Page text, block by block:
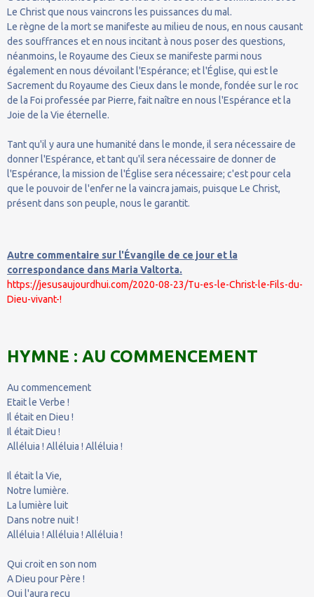
Le Christ que nous vaincrons les puissances du mal.
Le règne de la mort se manifeste au milieu de nous, en nous causant
des souffrances et en nous incitant à nous poser des questions,
néanmoins, le Royaume des Cieux se manifeste parmi nous
également en nous dévoilant l'Espérance; et l'Église, qui est le
Sacrement du Royaume des Cieux dans le monde, fondée sur le roc
de la Foi professée par Pierre, fait naître en nous l'Espérance et la
Joie de la Vie éternelle.
Tant qu'il y aura une humanité dans le monde, il sera nécessaire de
donner l'Espérance, et tant qu'il sera nécessaire de donner de
l'Espérance, la mission de l'Église sera nécessaire; c'est pour cela
que le pouvoir de l'enfer ne la vaincra jamais, puisque Le Christ,
présent dans son peuple, nous le garantit.
Autre commentaire sur l'Évangile de ce jour et la
correspondance dans Maria Valtorta.
https://jesusaujourdhui.com/2020-08-23/Tu-es-le-Christ-le-Fils-du-
Dieu-vivant-!
HYMNE : AU COMMENCEMENT
Au commencement
Etait le Verbe !
Il était en Dieu !
Il était Dieu !
Alléluia ! Alléluia ! Alléluia !
Il était la Vie,
Notre lumière.
La lumière luit
Dans notre nuit !
Alléluia ! Alléluia ! Alléluia !
Qui croit en son nom
A Dieu pour Père !
Qui l'aura reçu